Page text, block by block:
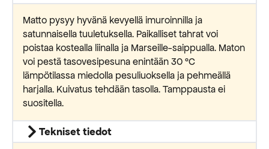
Matto pysyy hyvänä kevyellä imuroinnilla ja
satunnaisella tuuletuksella. Paikalliset tahrat voi
poistaa kostealla liinalla ja Marseille-saippualla. Maton
voi pestä tasovesipesuna enintään 30 °C
lämpötilassa miedolla pesuliuoksella ja pehmeällä
harjalla. Kuivatus tehdään tasolla. Tamppausta ei
suositella.
Tekniset tiedot